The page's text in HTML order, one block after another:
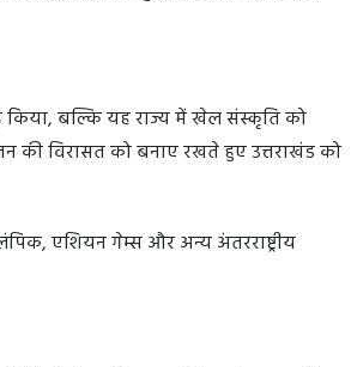
किया, बल्कि यह राज्य में खेल संस्कृति को
विरासत को बनाए रखते हुए उत्तराखंड को
एशियन गेम्स और अन्य अंतरराष्ट्रीय